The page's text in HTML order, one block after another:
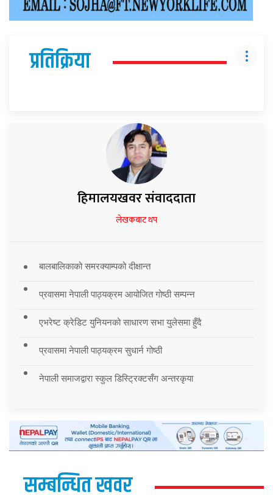
प्रतिक्रिया
हिमालयखवर संवाददाता
लेखकबाट थप
बालबालिकाको समरक्याम्पको दीक्षान्त
प्रवासमा नेपाली पाठ्यक्रम आयोजित गोष्ठी सम्पन्न
एभरेष्ट क्रेडिट युनियनको साधारण सभा युलेसमा हुँदै
प्रवासमा नेपाली पाठ्यक्रम सुधार्न गोष्ठी
नेपाली समाजद्वारा स्कुल डिस्ट्रिक्टसँग अन्तरकृया
सम्बन्धित खवर